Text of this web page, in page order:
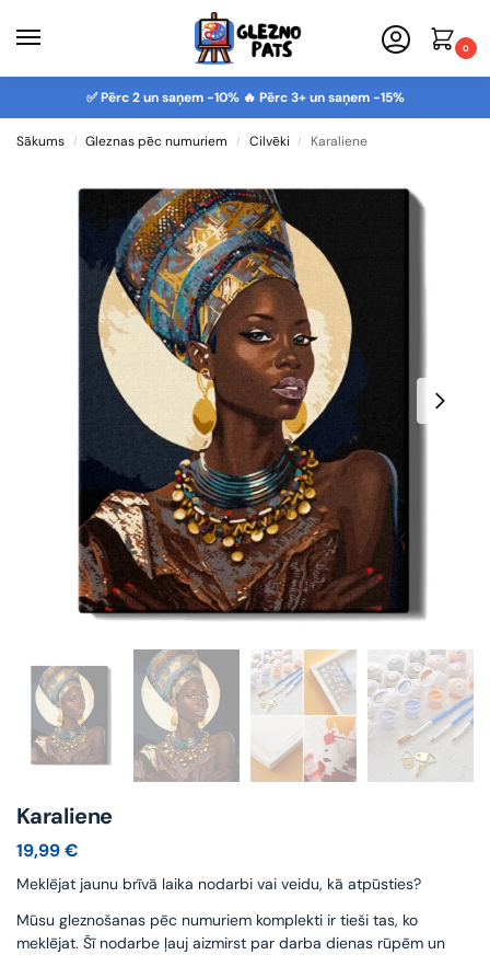
0
✅ Pērc 2 un saņem -10% 🔥 Pērc 3+ un saņem -15%
Sākums / Gleznas pēc numuriem / Cilvēki / Karaliene
Karaliene
19,99€
Meklējat jaunu brīvā laika nodarbi vai veidu, kā atpūsties?
Mūsu gleznošanas pēc numuriem komplekti ir tieši tas, ko
meklējat. Šī nodarbe ļauj aizmirst par darba dienas rūpēm un